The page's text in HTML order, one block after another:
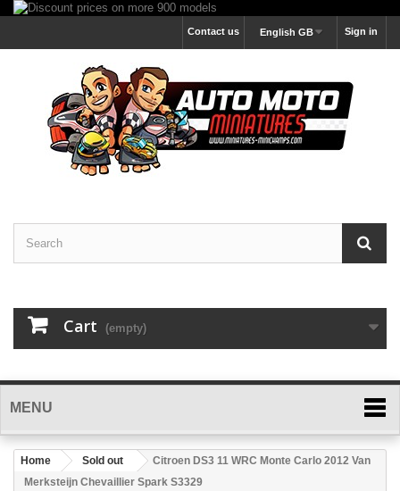
Sign in
English GB
Contact us
Cart (empty)
MENU
Home Sold out
Citroen DS3 11 WRC Monte Carlo 2012 Van
Merksteijn Chevaillier Spark S3329